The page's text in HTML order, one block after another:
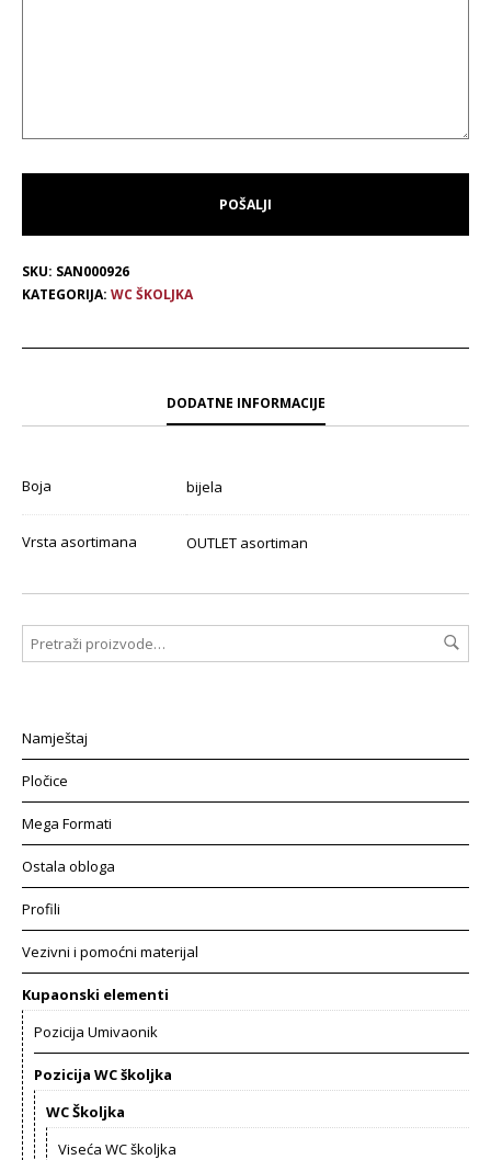
SKU: SAN000926
KATEGORIJA: WC ŠKOLJKA
DODATNE INFORMACIJE
Boja bijela
Vrsta asortimana OUTLET asortiman
Namještaj
Pločice
Mega Formati
Ostala obloga
Profili
Vezivni i pomoćni materijal
Kupaonski elementi
Pozicija Umivaonik
Pozicija WC školjka
WC Školjka
Viseća WC školjka